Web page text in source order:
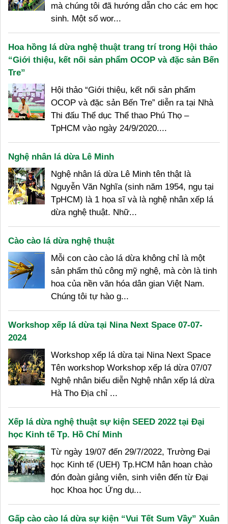
mà chúng tôi đã hướng dẫn cho các em học
sinh. Một số wor...
Hoa hồng lá dừa nghệ thuật trang trí trong Hội thảo
“Giới thiệu, kết nối sản phẩm OCOP và đặc sản Bến
Tre”
Hội thảo “Giới thiệu, kết nối sản phẩm
OCOP và đặc sản Bến Tre” diễn ra tại Nhà
Thi đấu Thể dục Thể thao Phú Thọ –
TpHCM vào ngày 24/9/2020....
Nghệ nhân lá dừa Lê Minh
Nghệ nhân lá dừa Lê Minh tên thật là
Nguyễn Văn Nghĩa (sinh năm 1954, ngụ tại
TpHCM) là 1 họa sĩ và là nghệ nhân xếp lá
dừa nghệ thuật. Nhữ...
Cào cào lá dừa nghệ thuật
Mỗi con cào cào lá dừa không chỉ là một
sản phẩm thủ công mỹ nghệ, mà còn là tinh
hoa của nền văn hóa dân gian Việt Nam.
Chúng tôi tự hào g...
Workshop xếp lá dừa tại Nina Next Space 07-07-
2024
Workshop xếp lá dừa tại Nina Next Space
Tên workshop Workshop xếp lá dừa 07/07
Nghệ nhân biểu diễn Nghệ nhân xếp lá dừa
Hà Tho Địa chỉ ...
Xếp lá dừa nghệ thuật sự kiện SEED 2022 tại Đại
học Kinh tế Tp. Hồ Chí Minh
Từ ngày 19/07 đến 29/7/2022, Trường Đại
học Kinh tế (UEH) Tp.HCM hân hoan chào
đón đoàn giảng viên, sinh viên đến từ Đại
học Khoa học Ứng dụ...
Gấp cào cào lá dừa sự kiện “Vui Tết Sum Vầy” Xuân